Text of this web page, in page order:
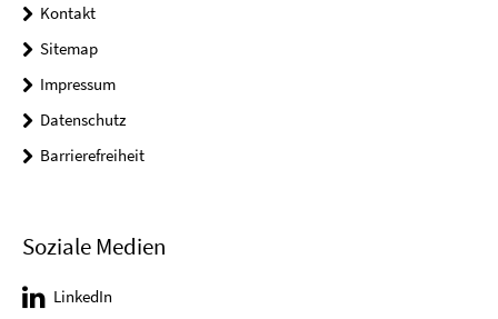
Kontakt
Sitemap
Impressum
Datenschutz
Barrierefreiheit
Soziale Medien
LinkedIn